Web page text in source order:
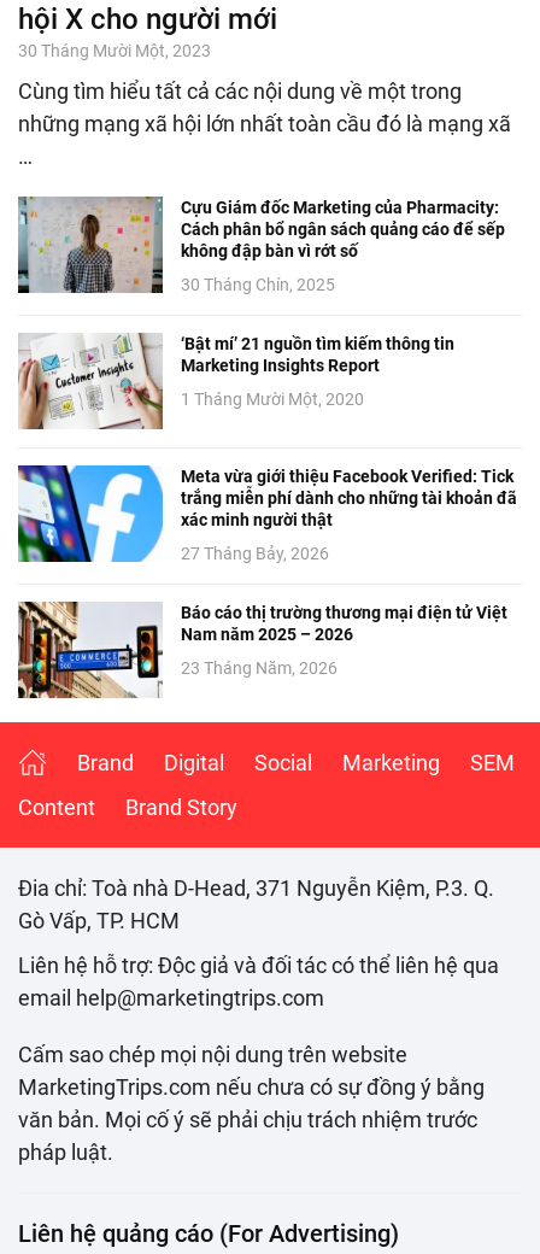
hội X cho người mới
30 Tháng Mười Một, 2023
Cùng tìm hiểu tất cả các nội dung về một trong
những mạng xã hội lớn nhất toàn cầu đó là mạng xã
…
Cựu Giám đốc Marketing của Pharmacity:
Cách phân bổ ngân sách quảng cáo để sếp
không đập bàn vì rớt số
30 Tháng Chín, 2025
‘Bật mí’ 21 nguồn tìm kiếm thông tin
Marketing Insights Report
1 Tháng Mười Một, 2020
Meta vừa giới thiệu Facebook Verified: Tick
trắng miễn phí dành cho những tài khoản đã
xác minh người thật
27 Tháng Bảy, 2026
Báo cáo thị trường thương mại điện tử Việt
Nam năm 2025 – 2026
23 Tháng Năm, 2026
Brand Digital Social Marketing
SEM
Content
Brand Story
Đia chỉ: Toà nhà D-Head, 371 Nguyễn Kiệm, P.3. Q.
Gò Vấp, TP. HCM
Liên hệ hỗ trợ: Độc giả và đối tác có thể liên hệ qua
email help@marketingtrips.com
Cấm sao chép mọi nội dung trên website
MarketingTrips.com nếu chưa có sự đồng ý bằng
văn bản. Mọi cố ý sẽ phải chịu trách nhiệm trước
pháp luật.
Liên hệ quảng cáo (For Advertising)